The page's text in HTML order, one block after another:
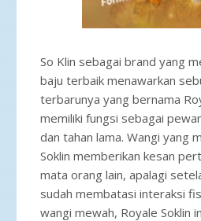
So Klin sebagai brand yang
baju terbaik menawarkan
terbarunya yang bernama
memiliki fungsi sebagai
dan tahan lama. Wangi yang
Soklin memberikan kesan
mata orang lain, apalagi
sudah membatasi interaksi
wangi mewah, Royale Soklin